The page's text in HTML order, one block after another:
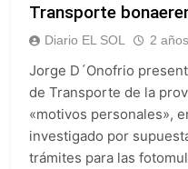
Transporte
Diario EL SOL 2
Jorge D´Onofrio
de Transporte de la
«motivos personales»,
investigado por
trámites para las